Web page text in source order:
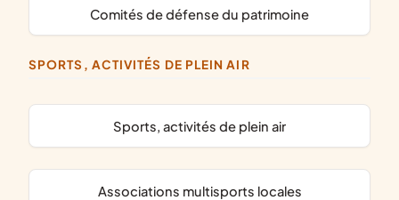
comités de défense du patrimoine
SPORTS, ACTIVITÉS DE PLEIN AIR
Sports, activités de plein air
associations multisports locales